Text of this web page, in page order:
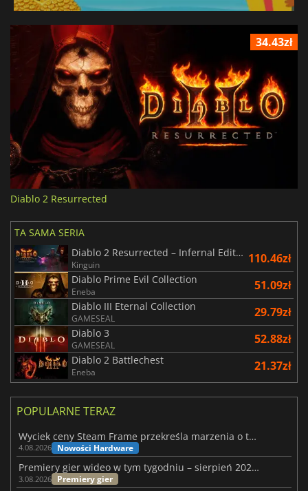
34.43zł
Diablo 2 Resurrected
TA SAMA SERIA
Diablo 2 Resurrected – Infernal Edition
Kinguin 110.46zł
Diablo Prime Evil Collection
Eneba 51.09zł
Diablo III Eternal Collection
GAMESEAL 29.79zł
Diablo 3
GAMESEAL 52.88zł
Diablo 2 Battlechest
Eneba 21.37zł
POPULARNE TERAZ
Wyciek ceny Steam Frame przekreśla marzenia o tanim zestawie VR
4.08.2026 Nowości Hardware
Premiery gier wideo w tym tygodniu – sierpień 2026 r. (32. tydzień)
3.08.2026 Premiery gier